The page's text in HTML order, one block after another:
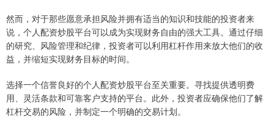
然而，对于那些愿意承担风险并拥有适当的知识和技能的投资者来
说，个人配资炒股平台可以成为实现财务自由的强大工具。通过仔细
的研究、风险管理和纪律，投资者可以利用杠杆作用来放大他们的收
益，并缩短实现财务目标的时间。
选择一个信誉良好的个人配资炒股平台至关重要。寻找提供透明费
用、灵活条款和可靠客户支持的平台。此外，投资者应确保他们了解
杠杆交易的风险，并制定一个明确的交易计划。